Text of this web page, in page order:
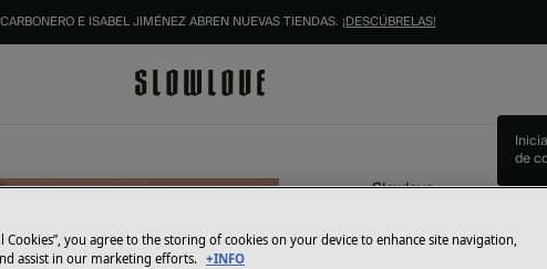
E ISABEL JIMÉNEZ ABREN NUEVAS TIENDAS. ¡DESCÚBRELAS!
de
Slowlove
Blusa fluida
Cookies”, you agree to the storing of cookies on your device to enhance site navigation,
assist in our marketing efforts. +INFO